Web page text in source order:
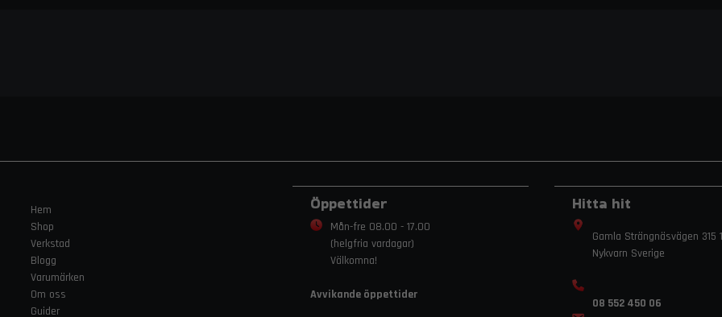
Hem
Shop
Verkstad
Blogg
Varumärken
Om oss
Guider
Öppettider
Mån-fre 08.00 - 17.00
(helgfria vardagar)
Välkomna!
Avvikande öppettider
Hitta hit
Gamla Strängnäsvägen 315
Nykvarn Sverige
08 552 450 06